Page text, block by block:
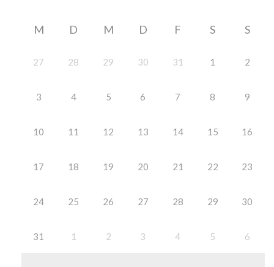
M D M D F S S
27 28 29 30 31 1 2
3 4 5 6 7 8 9
10 11 12 13 14 15 16
17 18 19 20 21 22 23
24 25 26 27 28 29 30
31 1 2 3 4 5 6